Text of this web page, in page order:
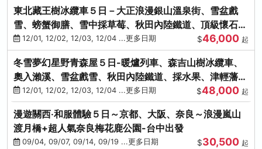
東北藏王樹冰纜車５日－大正浪漫銀山溫泉街、雪盆戲
雪、螃蟹御膳、雪中採草莓、秋田內陸鐵道、頂級懷石料
理、松島遊船
12/01, 12/02, 12/03, 12/04 ...更多日期 $46,000 起
冬雪夢幻星野青森屋５日-暖爐列車、森吉山樹冰纜車、
奧入瀨溪、雪盆戲雪、秋田內陸鐵道、採水果、津輕藩睡
魔村(不進免稅店)
12/01, 12/02, 12/03, 12/04 ...更多日期 $48,000 起
漫遊關西‧和服體驗５日～京都、大阪、奈良～浪漫嵐山
渡月橋+超人氣奈良梅花鹿公園-台中出發
09/04, 09/07, 09/14, 09/19 ...更多日期 $30,500 起